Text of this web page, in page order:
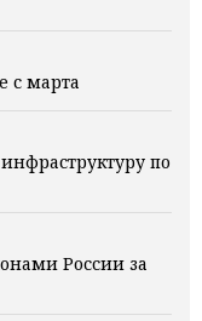
с марта
по
России за